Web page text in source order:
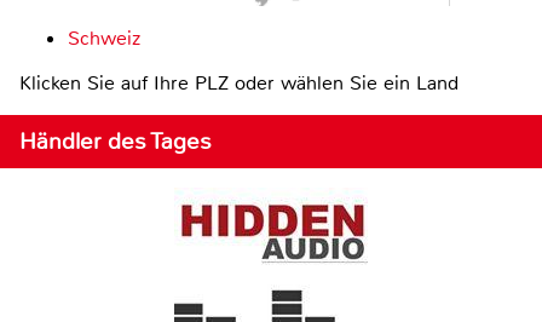
Schweiz
Klicken Sie auf Ihre PLZ oder wählen Sie ein Land
Händler des Tages